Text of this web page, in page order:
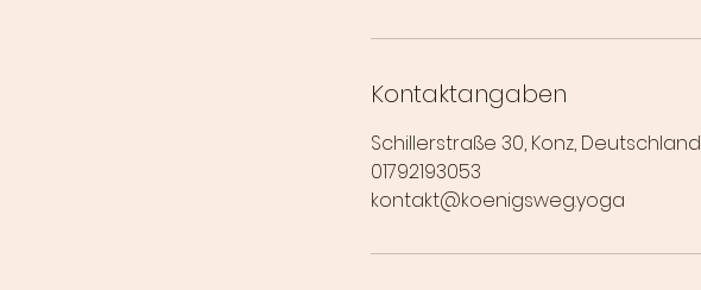
Kontaktangaben
Schillerstraße 30, Konz, Deutschland
01792193053
kontakt@koenigsweg.yoga